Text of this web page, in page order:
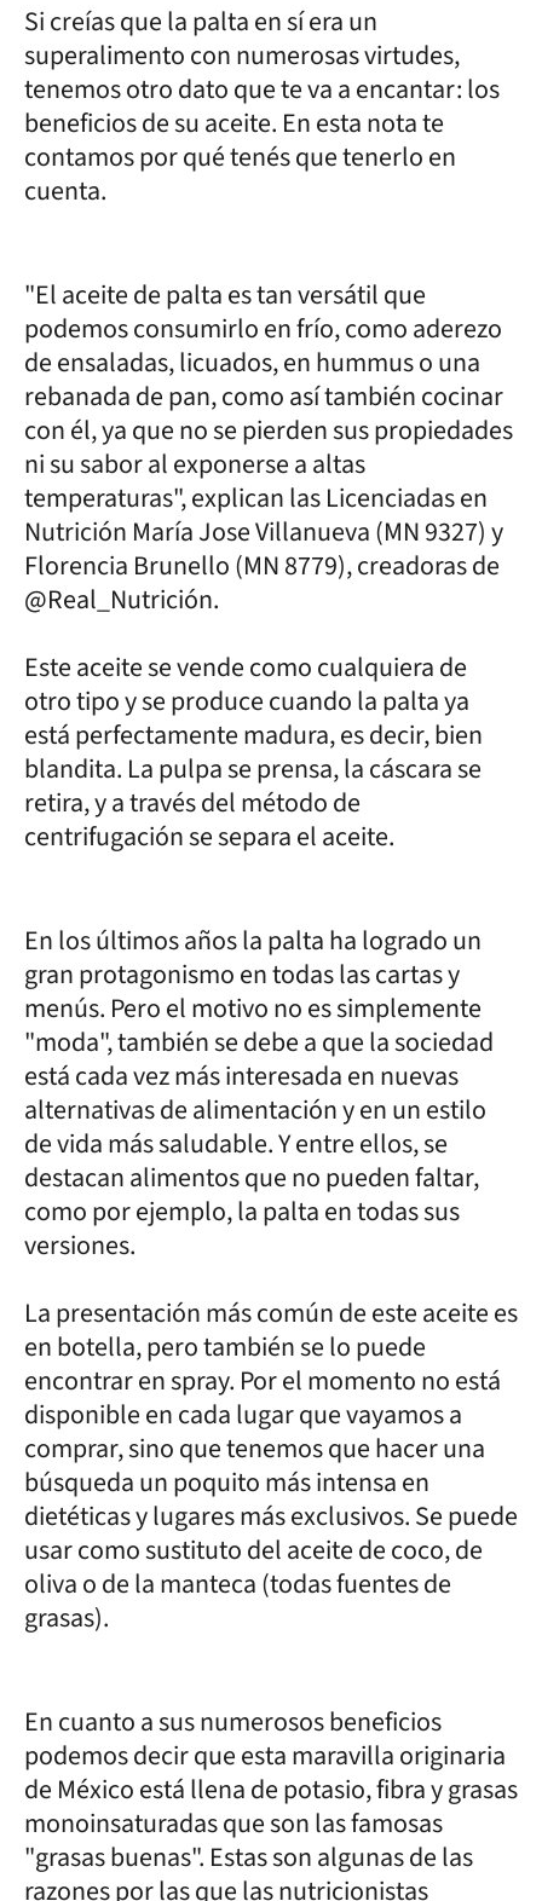
Si creías que la palta en sí era un
superalimento con numerosas virtudes,
tenemos otro dato que te va a encantar: los
beneficios de su aceite. En esta nota te
contamos por qué tenés que tenerlo en
cuenta.
"El aceite de palta es tan versátil que
podemos consumirlo en frío, como aderezo
de ensaladas, licuados, en hummus o una
rebanada de pan, como así también cocinar
con él, ya que no se pierden sus propiedades
ni su sabor al exponerse a altas
temperaturas", explican las Licenciadas en
Nutrición María Jose Villanueva (MN 9327) y
Florencia Brunello (MN 8779), creadoras de
@Real_Nutrición.
Este aceite se vende como cualquiera de
otro tipo y se produce cuando la palta ya
está perfectamente madura, es decir, bien
blandita. La pulpa se prensa, la cáscara se
retira, y a través del método de
centrifugación se separa el aceite.
En los últimos años la palta ha logrado un
gran protagonismo en todas las cartas y
menús. Pero el motivo no es simplemente
"moda", también se debe a que la sociedad
está cada vez más interesada en nuevas
alternativas de alimentación y en un estilo
de vida más saludable. Y entre ellos, se
destacan alimentos que no pueden faltar,
como por ejemplo, la palta en todas sus
versiones.
La presentación más común de este aceite es
en botella, pero también se lo puede
encontrar en spray. Por el momento no está
disponible en cada lugar que vayamos a
comprar, sino que tenemos que hacer una
búsqueda un poquito más intensa en
dietéticas y lugares más exclusivos. Se puede
usar como sustituto del aceite de coco, de
oliva o de la manteca (todas fuentes de
grasas).
En cuanto a sus numerosos beneficios
podemos decir que esta maravilla originaria
de México está llena de potasio, fibra y grasas
monoinsaturadas que son las famosas
"grasas buenas". Estas son algunas de las
razones por las que las nutricionistas